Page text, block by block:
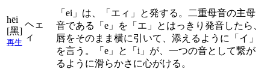
hēi
[黑]
再生
ヘェ
ィ
「ei」は、「エィ」と発する。二重母音の主母
音である「e」を「エ」とはっきり発音したら、
唇をそのまま横に引いて、添えるように「イ」
を言う。「e」と「i」が、一つの音として繋が
るように滑らかさに心がける。